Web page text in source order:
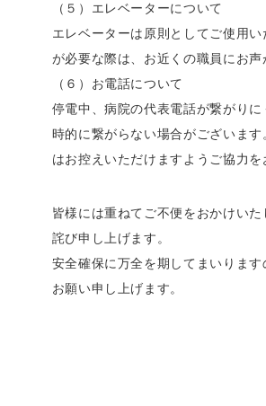
（５）エレベーターについて
エレベーターは原則としてご使用
が必要な際は、お近くの職員にお声
（６）お電話について
停電中、病院の代表電話が繋がり
時的に繋がらない場合がございま
はお控えいただけますようご協力を
皆様には重ねてご不便をおかけい
詫び申し上げます。
安全確保に万全を期してまいります
お願い申し上げます。